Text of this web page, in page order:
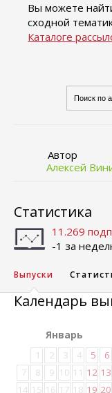
Вы можете
сходной
Каталоге
Автор
Алексей
Статистика
11.269
-1 за
Выпуски
Календарь
Январь
1
2 3 4 5
6
7
8 9 10 11 12 13
14 15 16 17 18 19 20